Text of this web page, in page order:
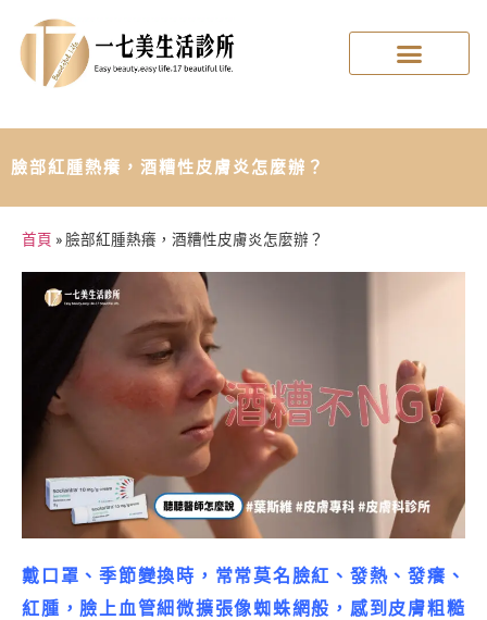
臉部紅腫熱癢，酒糟性皮膚炎怎麼辦？
首頁 » 臉部紅腫熱癢，酒糟性皮膚炎怎麼辦？
戴口罩、季節變換時，常常莫名臉紅、發熱、發癢、
紅腫，臉上血管細微擴張像蜘蛛網般，感到皮膚粗糙